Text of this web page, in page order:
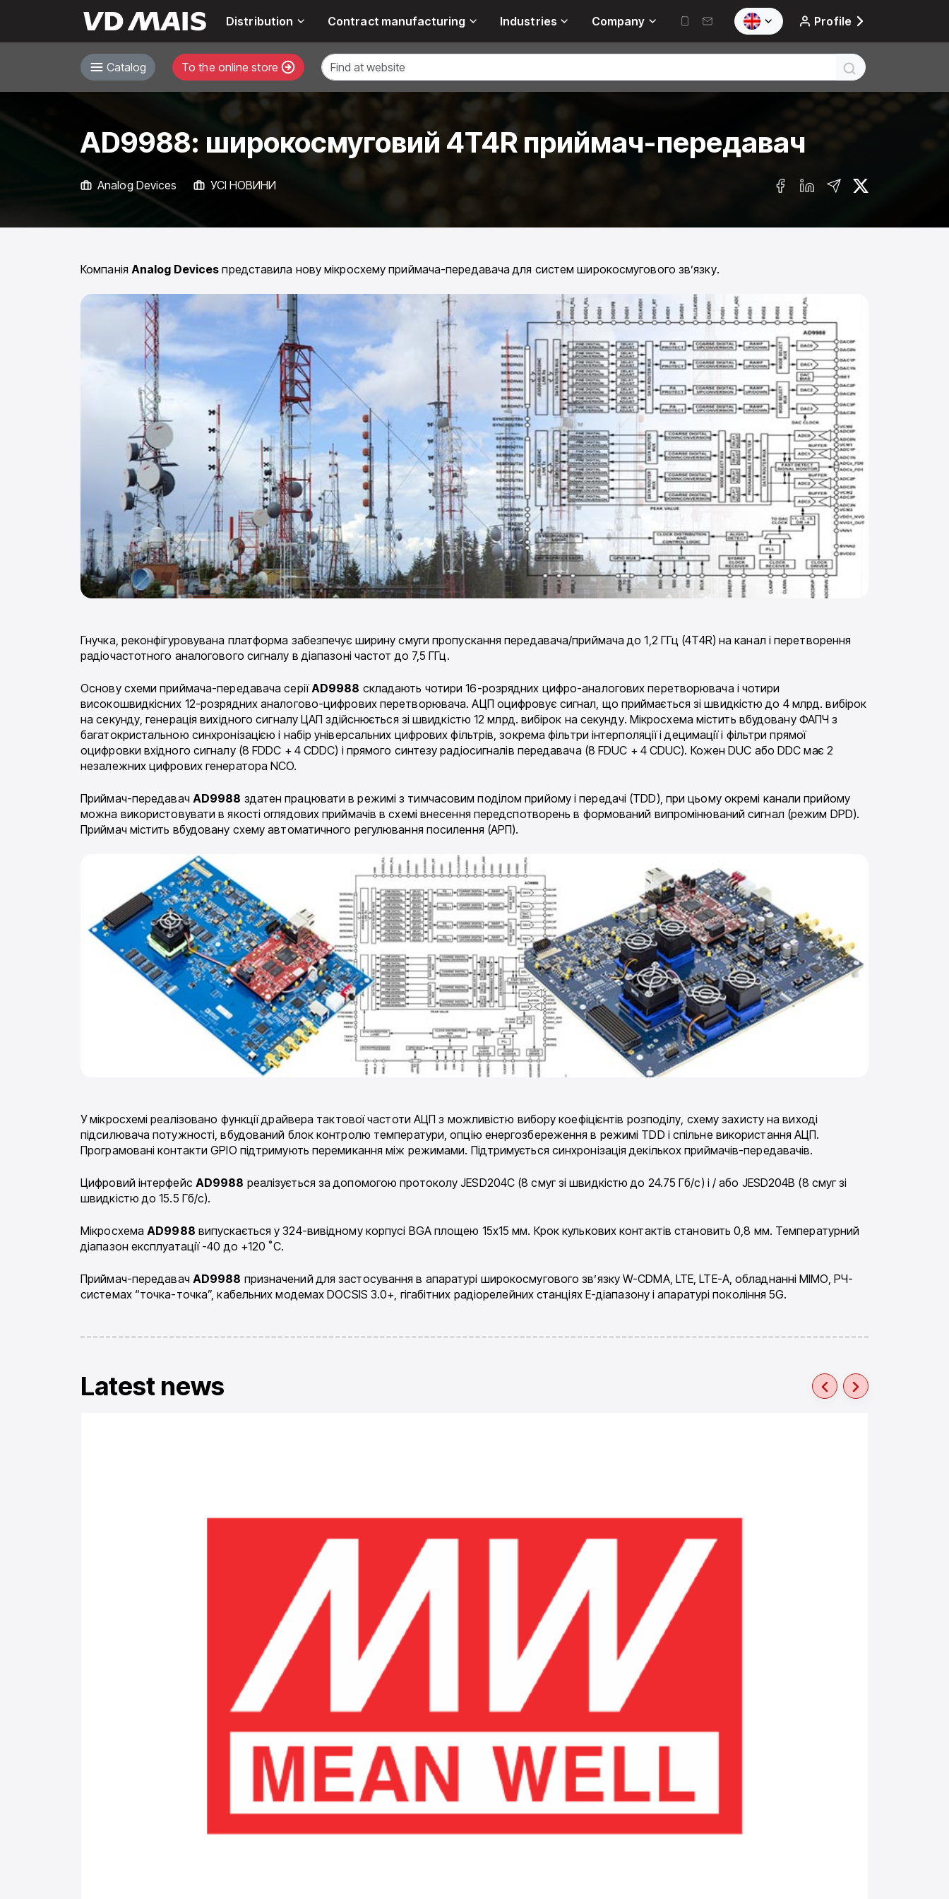
Distribution Contract manufacturing Industries Company Profile
Catalog To the online store
AD9988: широкосмуговий 4T4R приймач-передавач
Analog Devices УСІ НОВИНИ
Компанія Analog Devices представила нову мікросхему приймача-передавача для систем широкосмугового зв’язку.
Гнучка, реконфігуровувана платформа забезпечує ширину смуги пропускання передавача/приймача до 1,2 ГГц (4T4R) на канал і перетворення
радіочастотного аналогового сигналу в діапазоні частот до 7,5 ГГц.
Основу схеми приймача-передавача серії AD9988 складають чотири 16-розрядних цифро-аналогових перетворювача і чотири
високошвидкісних 12-розрядних аналогово-цифрових перетворювача. АЦП оцифровує сигнал, що приймається зі швидкістю до 4 млрд. вибірок
на секунду, генерація вихідного сигналу ЦАП здійснюється зі швидкістю 12 млрд. вибірок на секунду. Мікросхема містить вбудовану ФАПЧ з
багатокристальною синхронізацією і набір універсальних цифрових фільтрів, зокрема фільтри інтерполяції і децимації і фільтри прямої
оцифровки вхідного сигналу (8 FDDC + 4 CDDC) і прямого синтезу радіосигналів передавача (8 FDUC + 4 CDUC). Кожен DUC або DDC має 2
незалежних цифрових генератора NCO.
Приймач-передавач AD9988 здатен працювати в режимі з тимчасовим поділом прийому і передачі (TDD), при цьому окремі канали прийому
можна використовувати в якості оглядових приймачів в схемі внесення передспотворень в формований випромінюваний сигнал (режим DPD).
Приймач містить вбудовану схему автоматичного регулювання посилення (АРП).
У мікросхемі реалізовано функції драйвера тактової частоти АЦП з можливістю вибору коефіцієнтів розподілу, схему захисту на виході
підсилювача потужності, вбудований блок контролю температури, опцію енергозбереження в режимі TDD і спільне використання АЦП.
Програмовані контакти GPIO підтримують перемикання між режимами. Підтримується синхронізація декількох приймачів-передавачів.
Цифровий інтерфейс AD9988 реалізується за допомогою протоколу JESD204C (8 смуг зі швидкістю до 24.75 Гб/с) і / або JESD204B (8 смуг зі
швидкістю до 15.5 Гб/с).
Мікросхема AD9988 випускається у 324-вивідному корпусі BGA площею 15х15 мм. Крок кулькових контактів становить 0,8 мм. Температурний
діапазон експлуатації -40 до +120 ˚C.
Приймач-передавач AD9988 призначений для застосування в апаратурі широкосмугового зв’язку W-CDMA, LTE, LTE-A, обладнанні MIMO, РЧ-
системах “точка-точка”, кабельних модемах DOCSIS 3.0+, гігабітних радіорелейних станціях E-діапазону і апаратурі покоління 5G.
Latest news